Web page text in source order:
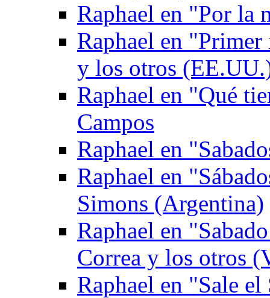
Raphael en "Por la
Raphael en
y los otros
Raphael en "Qué
Campos
Raphael en
Raphael en
Simons (Argentina)
Raphael en
Correa y los otros
Raphael en "Sale